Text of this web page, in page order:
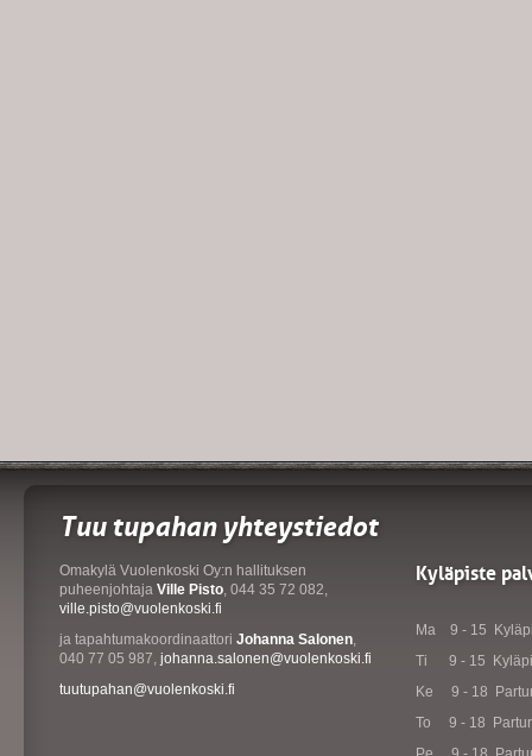
Tuu tupahan yhteystiedot
Omakylä Vuolenkoski Oy:n hallituksen
puheenjohtaja Ville Pisto, 044 35 72 082,
ville.pisto@vuolenkoski.fi
ja tapahtumakoordinaattori Johanna Salonen,
040 77 05 987, johanna.salonen@vuolenkoski.fi
tuutupahan@vuolenkoski.fi
Kyläpiste
Ma 9 - 15
Ti 9 - 15
Ke 9 - 18
To 9 - 18